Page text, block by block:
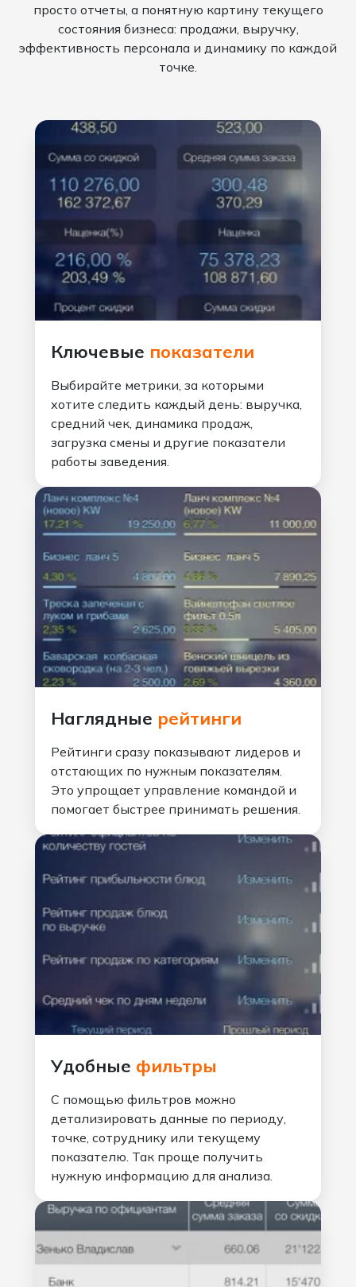
просто отчеты, а понятную картину текущего
состояния бизнеса: продажи, выручку,
эффективность персонала и динамику по каждой
точке.
Ключевые показатели
Выбирайте метрики, за которыми
хотите следить каждый день: выручка,
средний чек, динамика продаж,
загрузка смены и другие показатели
работы заведения.
Наглядные рейтинги
Рейтинги сразу показывают лидеров и
отстающих по нужным показателям.
Это упрощает управление командой и
помогает быстрее принимать решения.
Удобные фильтры
С помощью фильтров можно
детализировать данные по периоду,
точке, сотруднику или текущему
показателю. Так проще получить
нужную информацию для анализа.